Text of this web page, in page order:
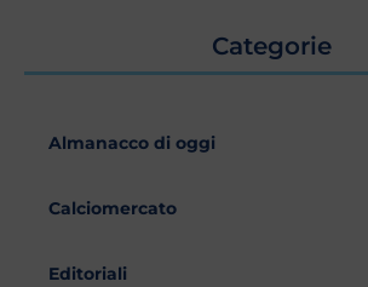
Categorie
Almanacco di oggi
Calciomercato
Editoriali